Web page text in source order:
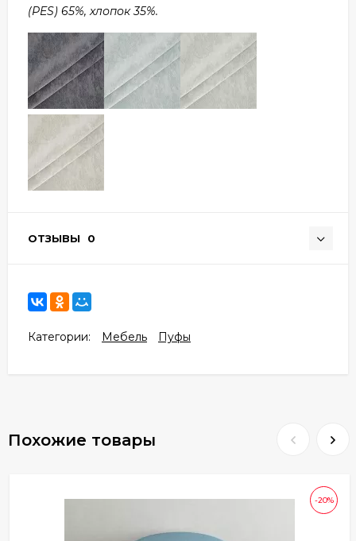
(PES) 65%, хлопок 35%.
ОТЗЫВЫ 0
Категории: Мебель Пуфы
Похожие товары
-20%